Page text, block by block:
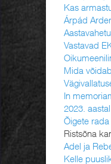
Kas
Árpád
Vastavad
Mida
In
2023.
Õigete
Ristsõna
Adel ja
Kelle